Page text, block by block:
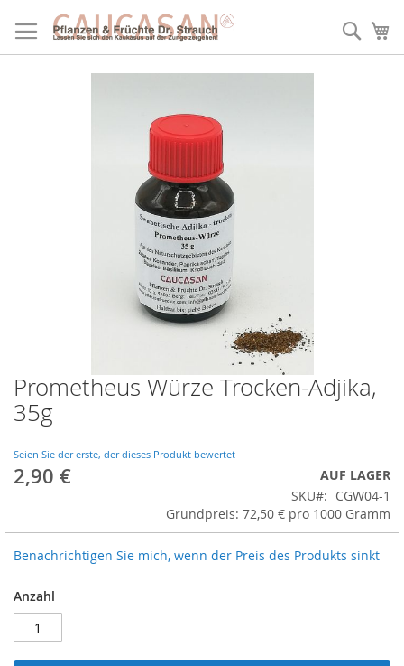
zum
Inhalt
Prometheus Würze Trocken-Adjika,
35g
Seien Sie der erste, der dieses Produkt bewertet
2,90 €
AUF LAGER
SKU
CGW04-1
Grundpreis: 72,50 € pro 1000 Gramm
Benachrichtigen Sie mich, wenn der Preis des Produkts sinkt
Anzahl